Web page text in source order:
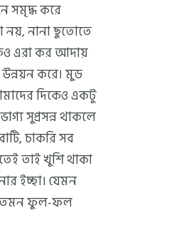
সমৃদ্ধ করে
নানা ছুতোতে
এরা কর আদায়
করে। মুড
দিকেও একটু
সুপ্রসন্ন থাকলে
চাকরি সব
তাই খুশি থাকা
ইচ্ছা। যেমন
তেমন ফুল-ফল